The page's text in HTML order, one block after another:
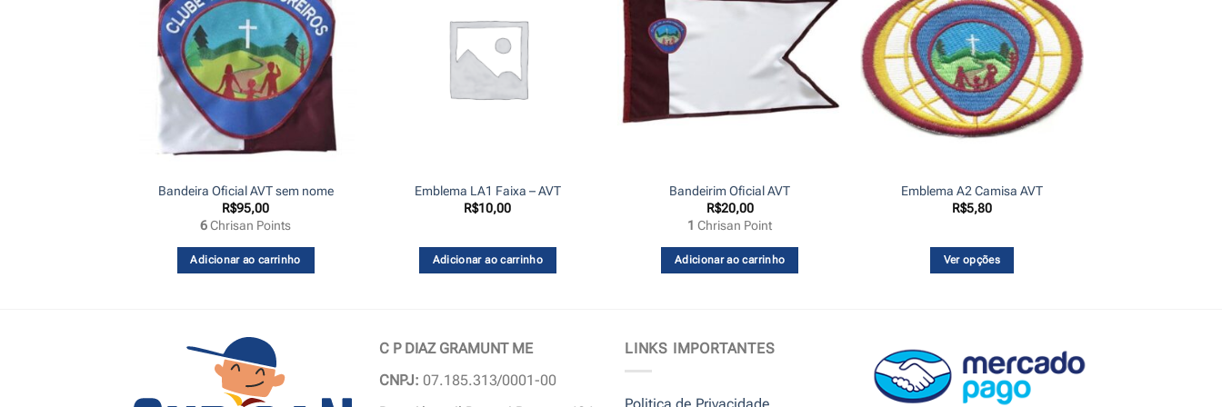
Bandeira Oficial AVT sem nome
R$95,00
6Chrisan Points
Adicionar ao carrinho
Emblema LA1 Faixa – AVT
R$10,00
Adicionar ao carrinho
Bandeirim Oficial AVT
R$20,00
1 Chrisan Point
Adicionar ao carrinho
Emblema A2 Camisa AVT
R$5,80
Ver opções
variantes.
As
C P DIAZ GRAMUNT ME
CNPJ: 07.185.313/0001-00
LINKS IMPORTANTES